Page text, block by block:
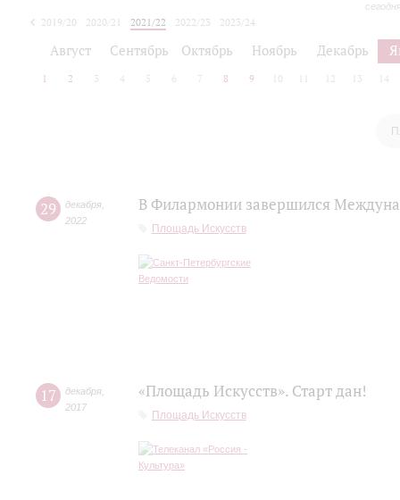
2019/20 2020/21 2021/22 2022/23
2023/24
Август Сентябрь Октябрь Ноябрь Декабрь
1 2 3 4 5 6 7 8 9 10 12 13 14
29 декабря
2022
В Филармонии завершился
Площадь Искусств
17 декабря
2017
«Площадь Искусств». Старт дан!
Площадь Искусств